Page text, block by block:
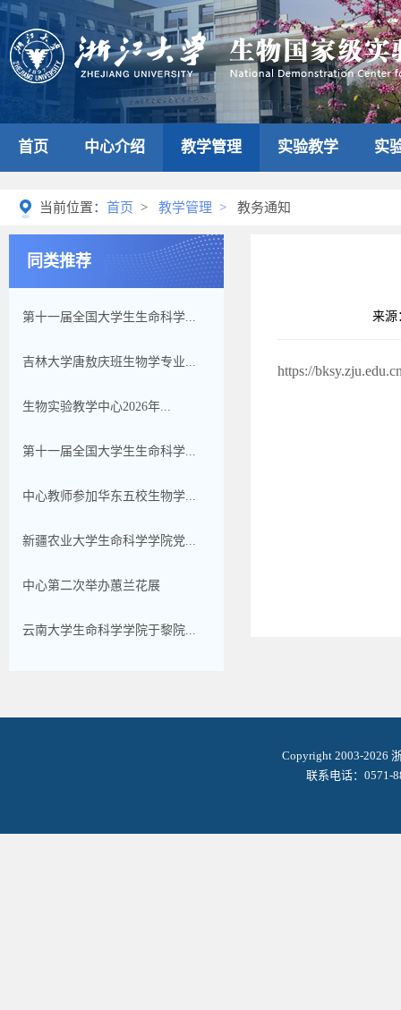
首页 中心介绍 教学管理 实验教学 实
当前位置： 首页 > 教学管理 > 教务通知
同类推荐
第十一届全国大学生生命科学...
吉林大学唐敖庆班生物学专业...
生物实验教学中心2026年...
第十一届全国大学生生命科学...
中心教师参加华东五校生物学...
新疆农业大学生命科学学院党...
中心第二次举办蕙兰花展
云南大学生命科学学院于黎院...
来源
https://
Copyright 2003-2026
联系电话：